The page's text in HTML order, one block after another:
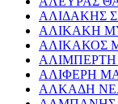
ΑΛΙΔΑΚΗΣ
ΑΛΙΚΑΚΗ
ΑΛΙΚΑΚΟΣ
ΑΛΙΜΠΕΡΤΗ
ΑΛΙΦΕΡΗ
ΑΛΚΑΔΗ